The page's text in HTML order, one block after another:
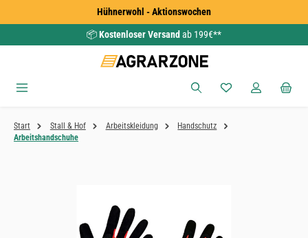
Zum Hauptinhalt springenHühnerwohl - Aktionswochen
📦Kostenloser Versand ab 199€**
Du hast 0
Start Stall & Hof Arbeitskleidung
Handschutz
Arbeitshandschuhe